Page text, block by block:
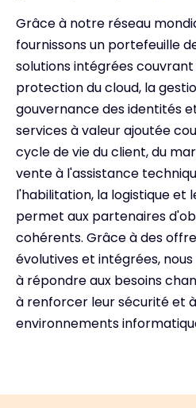
Grâce à notre réseau
fournissons un portefeuille
solutions intégrées
protection du cloud, la
gouvernance des identités
services à valeur ajoutée
cycle de vie du client, du
vente à l'assistance
l'habilitation, la logistique et
permet aux partenaires
cohérents. Grâce à des
évolutives et intégrées,
à répondre aux besoins
à renforcer leur sécurité et
environnements